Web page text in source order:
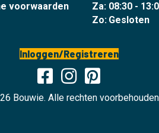
voorwaarden
Za: 08:30 -
Zo: Gesloten
Inloggen/Registreren
Bouwie. Alle rechten voorbehouden